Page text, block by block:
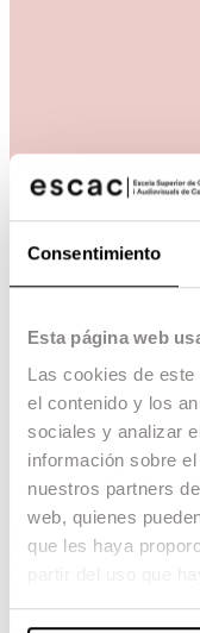
Consentimiento
Esta página web
Las cookies de
el contenido y los
sociales y analizar
información sobre
nuestros partners
web, quienes
que les haya
Marie
Jan Vilanova / 2005 /